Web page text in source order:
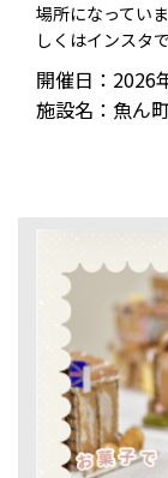
場所になってい
しくはインスタ
開催日：2026
施設名：魚ん